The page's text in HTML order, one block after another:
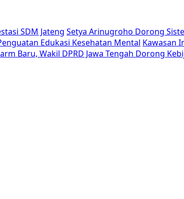
SDM Jateng Setya Arinugroho Dorong
Edukasi Kesehatan Mental Kawasan
Baru, Wakil DPRD Jawa Tengah Dorong